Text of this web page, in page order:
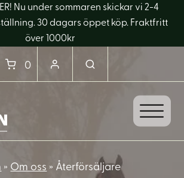
Nu under sommaren skickar vi 2-4
30 dagars öppet köp. Fraktfritt
över 1000kr
0
» Om oss » Återförsäljare